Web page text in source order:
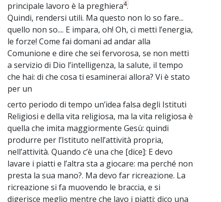
principale lavoro è la preghiera4.
Quindi, rendersi utili. Ma questo non lo so fare...
quello non so.... E impara, oh! Oh, ci metti l’energia,
le forze! Come fai domani ad andar alla
Comunione e dire che sei fervorosa, se non metti
a servizio di Dio l’intelligenza, la salute, il tempo
che hai: di che cosa ti esaminerai allora? Vi è stato
per un
certo periodo di tempo un’idea falsa degli Istituti
Religiosi e della vita religiosa, ma la vita religiosa è
quella che imita maggiormente Gesù: quindi
produrre per l’Istituto nell’attività propria,
nell’attività. Quando c’è una che [dice]: E devo
lavare i piatti e l’altra sta a giocare: ma perché non
presta la sua mano?. Ma devo far ricreazione. La
ricreazione si fa muovendo le braccia, e si
digerisce meglio mentre che lavo i piatti: dico una